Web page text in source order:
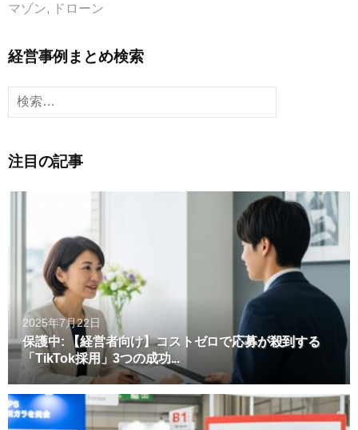
マゾン, ドローン
経営事例まとめ検索
検
索:
注目の記事
2025年7月22日
保護中: 【経営者向け】コストゼロで応募が殺到する
「TikTok採用」3つの成功...